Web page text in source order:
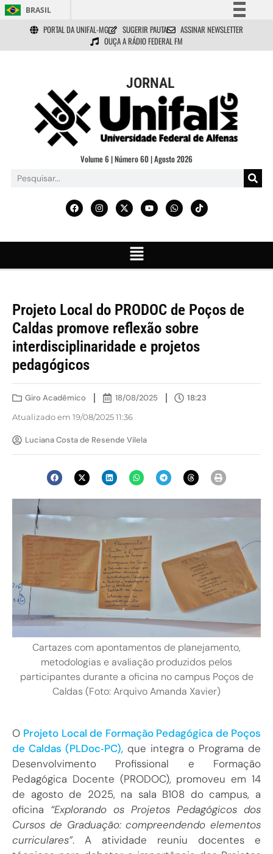
BRASIL
Simplifique!
Comunica BR
Acesso à informação
Legislação
Canais
PORTAL DA UNIFAL-MG SUGERIR PAUTA
ASSINAR NEWSLETTER
OUÇA A RÁDIO FEDERAL FM
JORNAL
Volume 6 | Número 60 | Agosto 2026
Projeto Local do PRODOC de Poços de
Caldas promove reflexão sobre
interdisciplinaridade e projetos
pedagógicos
Giro Acadêmico 18/08/2025 18:23
Atualizado em 19/08/2025 11:36
Luciana Costa de Resende Vilela
Cartazes com apontamentos de planejamento,
metodologias e avaliação produzidos pelos
participantes durante a oficina no campus Poços de
Caldas (Foto: Arquivo Amanda Xavier)
O Projeto Local de Formação Pedagógica de Poços
de Caldas (PLDoc‑PC), que integra o Programa de
Desenvolvimento Profissional e Formação
Pedagógica Docente (PRODOC), promoveu em 14
de agosto de 2025, na sala B108 do campus, a
oficina “Explorando os Projetos Pedagógicos dos
Cursos de Graduação: compreendendo elementos
curriculares”. A atividade reuniu docentes e